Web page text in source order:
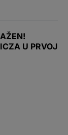
U PRVOJ